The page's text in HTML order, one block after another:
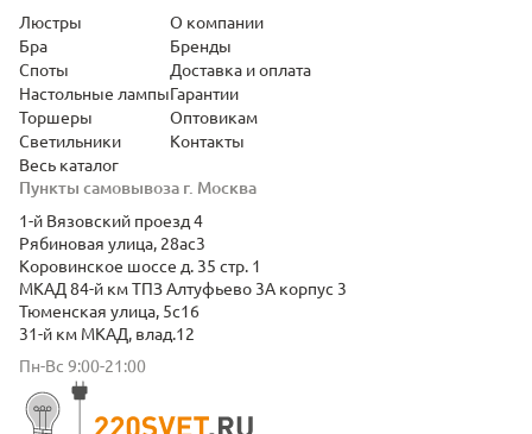
Пункты самовывоза г. Москва
1-й Вязовский проезд 4
Рябиновая улица, 28ас3
Коровинское шоссе д. 35 стр. 1
МКАД 84-й км ТПЗ Алтуфьево 3А корпус 3
Тюменская улица, 5с16
31-й км МКАД, влад.12
Пн-Вс 9:00-21:00
Люстры
Бра
Споты
Настольные лампы
Торшеры
Светильники
Весь каталог
О компании
Бренды
Доставка и оплата
Гарантии
Оптовикам
Контакты